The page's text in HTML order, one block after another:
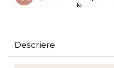
lei
Descriere